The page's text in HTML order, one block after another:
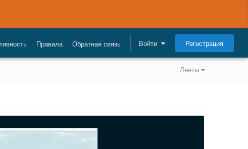
Правила Обратная связь Войти Регистрация
Ленты